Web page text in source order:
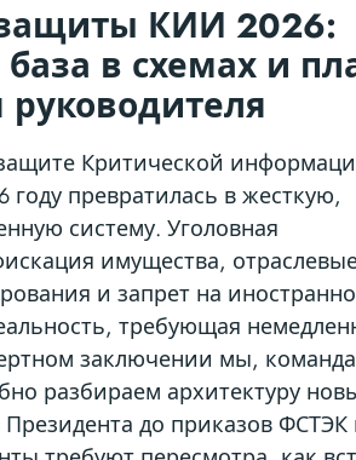
КИИ 2026:
в схемах и
Критической
году превратилась в жесткую,
систему. Уголовная
имущества,
и запрет на
требующая
заключении мы, команда
разбираем архитектуру
Президента до приказов